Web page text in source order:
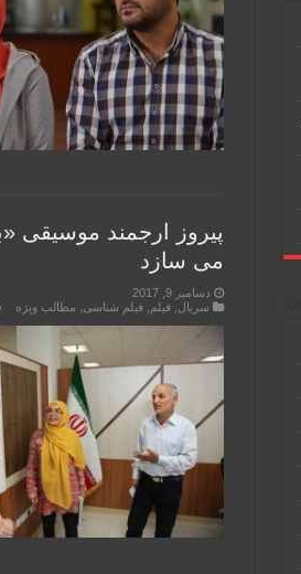
پیروز ارجمند موسیقی
می سازد
دسامبر 9, 2017
سریال فیلم فیلم شناسی مطالب ویژه